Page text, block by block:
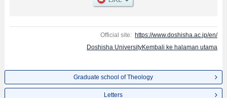
Official site: https://www.doshisha.ac.jp/en/
Doshisha UniversityKembali ke halaman utama
Graduate school of Theology
Letters